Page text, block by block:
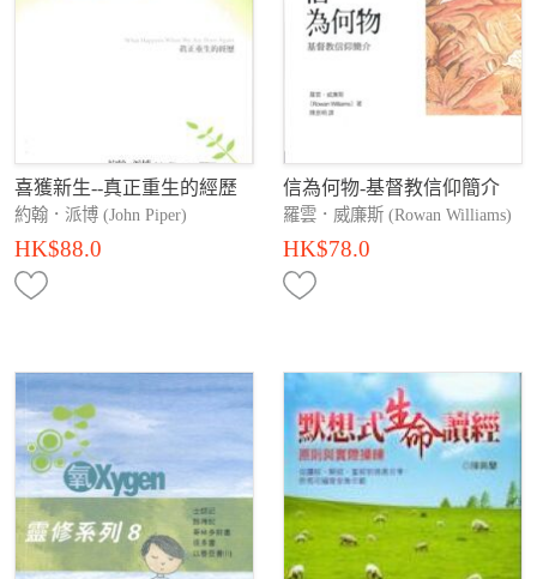
喜獲新生--真正重生的經歷
約翰．派博 (John Piper)
HK$88.0
信為何物-基督教信仰簡介
羅雲．威廉斯 (Rowan Williams)
HK$78.0